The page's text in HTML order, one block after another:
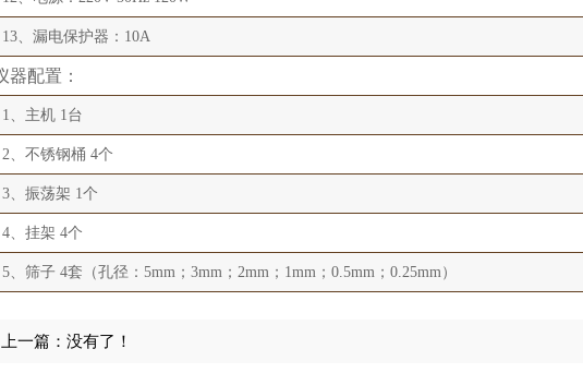
13、漏电保护器：10A
器配置：
1、主机 1台
2、不锈钢桶 4个
3、振荡架 1个
4、挂架 4个
5、筛子 4套（孔径：5mm；3mm；2mm；1mm；0.5mm；0.25mm）
上一篇：没有了！